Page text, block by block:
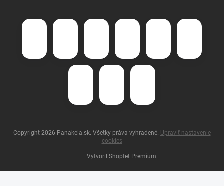
Vytvoril Shoptet Premium
Copyright 2026 Panakeia.sk. Všetky práva vyhradené. Upraviť nastavenie
cookies